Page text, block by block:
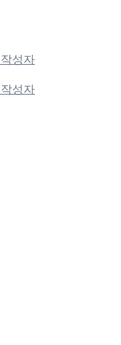
성자
성자